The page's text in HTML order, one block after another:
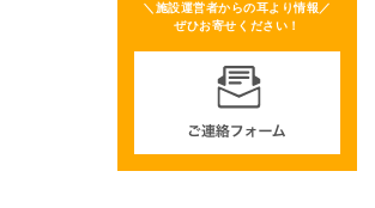
＼施設運営者からの耳より情報／
ぜひお寄せください！